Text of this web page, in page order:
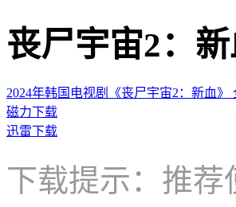
丧尸宇宙2：新
2024年韩国电视剧《丧尸宇宙2：新血》
磁力下载
迅雷下载
下载提示：推荐